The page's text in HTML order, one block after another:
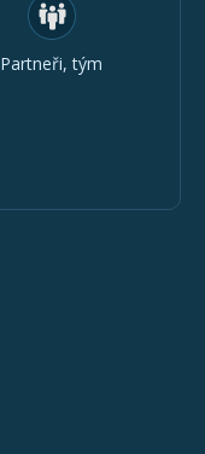
Partneři, tým